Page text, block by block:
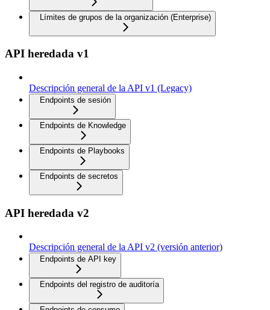
Límites de grupos de la organización (Enterprise)
API heredada v1
Descripción general de la API v1 (Legacy)
Endpoints de sesión
Endpoints de Knowledge
Endpoints de Playbooks
Endpoints de secretos
API heredada v2
Descripción general de la API v2 (versión anterior)
Endpoints de API key
Endpoints del registro de auditoría